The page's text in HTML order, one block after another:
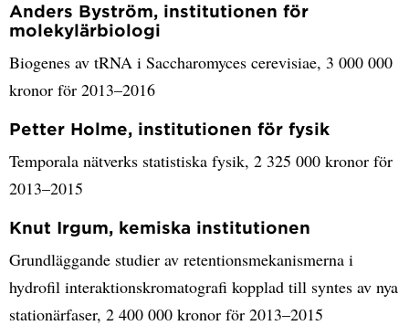
Anders Byström, institutionen för
molekylärbiologi
Biogenes av tRNA i Saccharomyces cerevisiae, 3 000 000
kronor för 2013–2016
Petter Holme, institutionen för fysik
Temporala nätverks statistiska fysik, 2 325 000 kronor för
2013–2015
Knut Irgum, kemiska institutionen
Grundläggande studier av retentionsmekanismerna i
hydrofil interaktionskromatografi kopplad till syntes av nya
stationärfaser, 2 400 000 kronor för 2013–2015